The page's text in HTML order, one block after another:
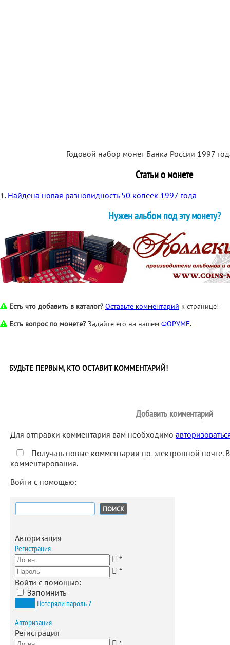
Годовой набор монет Банка России 1997
Статьи о монете
1. Найдена новая разновидность 50 копеек 1997 года
Нужен альбом под эту монету?
Есть что добавить в каталог? Оставьте комментарий к странице!
Есть вопрос по монете? Задайте его на нашем ФОРУМЕ.
БУДЬТЕ ПЕРВЫМ, КТО ОСТАВИТ КОММЕНТАРИЙ!
Добавить комментарий
Для отправки комментария вам необходимо
Получать новые комментарии по электронной почте.
комментирования.
Войти с помощью:
Найти:
Авторизация
Регистрация
*
*
Войти с помощью:
Запомнить
Потеряли пароль ?
Авторизация
Регистрация